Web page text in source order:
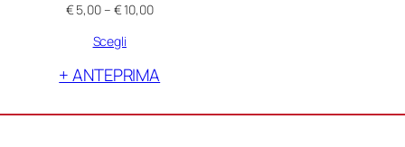
€5,00– €10,00Fascia
€ 5,00
€ 10,00
Scegli
+ ANTEPRIMA